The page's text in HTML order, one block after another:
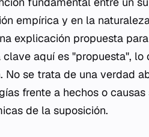
empírica y en la
explicación propuesta
clave aquí es "propuesta",
No se trata de una verdad
frente a hechos o
de la suposición.